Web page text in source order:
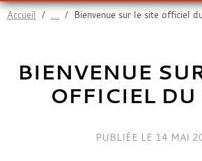
Accueil Bienvenue sur le site officiel
BIENVENUE
OFFICIEL DU
PUBLIÉE LE 14 MAI